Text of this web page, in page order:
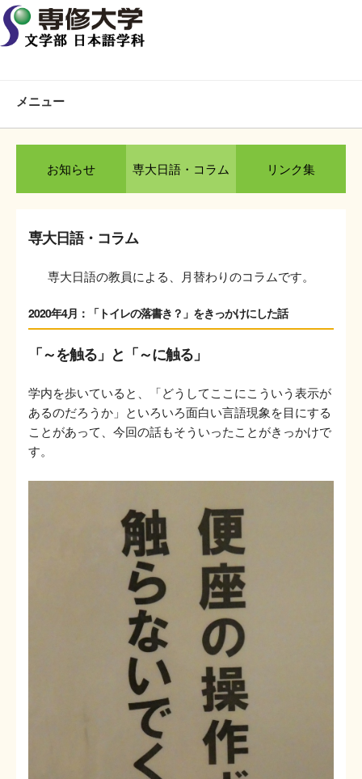
メニュー
お知らせ 専大日語・コラム リンク集
専大日語・コラム
専大日語の教員による、月替わりのコラムです。
2020年4月：「トイレの落書き？」をきっかけにした話
「～を触る」と「～に触る」
学内を歩いていると、「どうしてここにこういう表示が
あるのだろうか」といろいろ面白い言語現象を目にする
ことがあって、今回の話もそういったことがきっかけで
す。